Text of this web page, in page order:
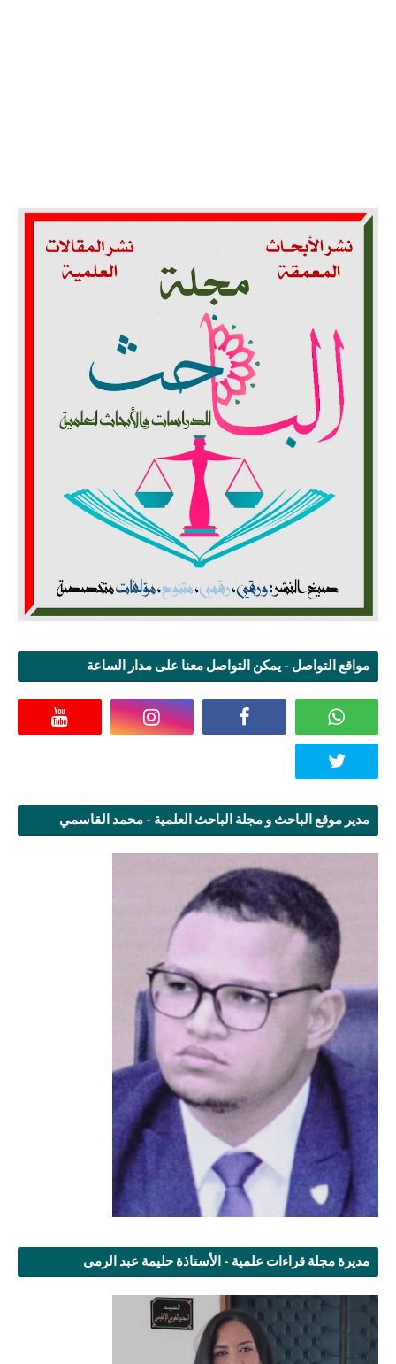
مواقع التواصل - يمكن التواصل معنا على مدار الساعة
مدير موقع الباحث و مجلة الباحث العلمية - محمد القاسمي
مديرة مجلة قراءات علمية - الأستاذة حليمة عبد الرمى